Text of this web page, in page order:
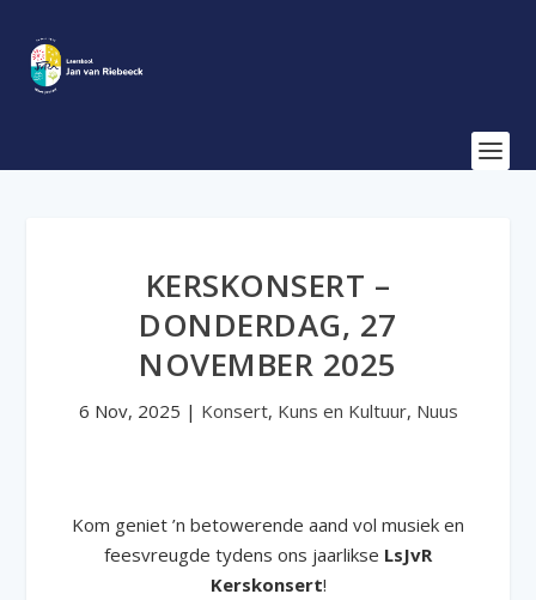
KERSKONSERT –
DONDERDAG, 27
NOVEMBER 2025
6 Nov, 2025 | Konsert, Kuns en Kultuur, Nuus
Kom geniet ’n betowerende aand vol musiek en
feesvreugde tydens ons jaarlikse LsJvR
Kerskonsert!